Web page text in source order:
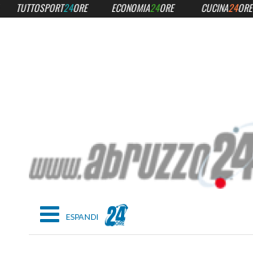
Toggle navigation
TUTTOSPORT24ORE ECONOMIA24ORE CUCINA24ORE